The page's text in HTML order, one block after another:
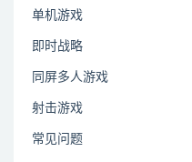
单机游戏
即时战略
同屏多人游戏
射击游戏
常见问题